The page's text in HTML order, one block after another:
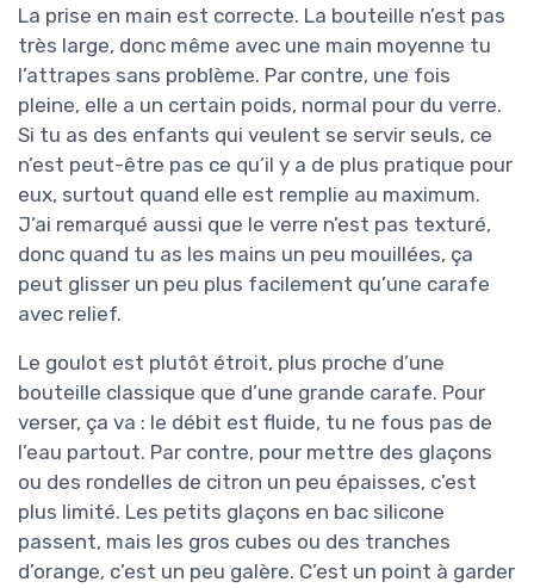
La prise en main est correcte. La bouteille n’est pas
très large, donc même avec une main moyenne tu
l’attrapes sans problème. Par contre, une fois
pleine, elle a un certain poids, normal pour du verre.
Si tu as des enfants qui veulent se servir seuls, ce
n’est peut-être pas ce qu’il y a de plus pratique pour
eux, surtout quand elle est remplie au maximum.
J’ai remarqué aussi que le verre n’est pas texturé,
donc quand tu as les mains un peu mouillées, ça
peut glisser un peu plus facilement qu’une carafe
avec relief.
Le goulot est plutôt étroit, plus proche d’une
bouteille classique que d’une grande carafe. Pour
verser, ça va : le débit est fluide, tu ne fous pas de
l’eau partout. Par contre, pour mettre des glaçons
ou des rondelles de citron un peu épaisses, c’est
plus limité. Les petits glaçons en bac silicone
passent, mais les gros cubes ou des tranches
d’orange, c’est un peu galère. C’est un point à garder